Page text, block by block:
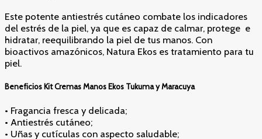
Este potente antiestrés cutáneo combate los indicadores
del estrés de la piel, ya que es capaz de calmar, protege e
hidratar, reequilibrando la piel de tus manos. Con
bioactivos amazónicos, Natura Ekos es tratamiento para tu
piel.
Beneficios Kit Cremas Manos Ekos Tukuma y Maracuya
• Fragancia fresca y delicada;
• Antiestrés cutáneo;
• Uñas y cutículas con aspecto saludable;